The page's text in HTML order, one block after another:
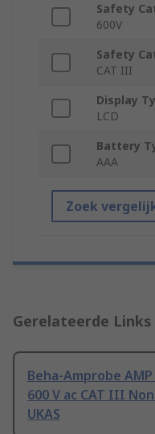
Safety
600V
Safety
CAT III
Display
LCD
Battery
AAA
Zoek
Gerelateerde Links
Beha-Amprobe
600 V ac CAT III
UKAS